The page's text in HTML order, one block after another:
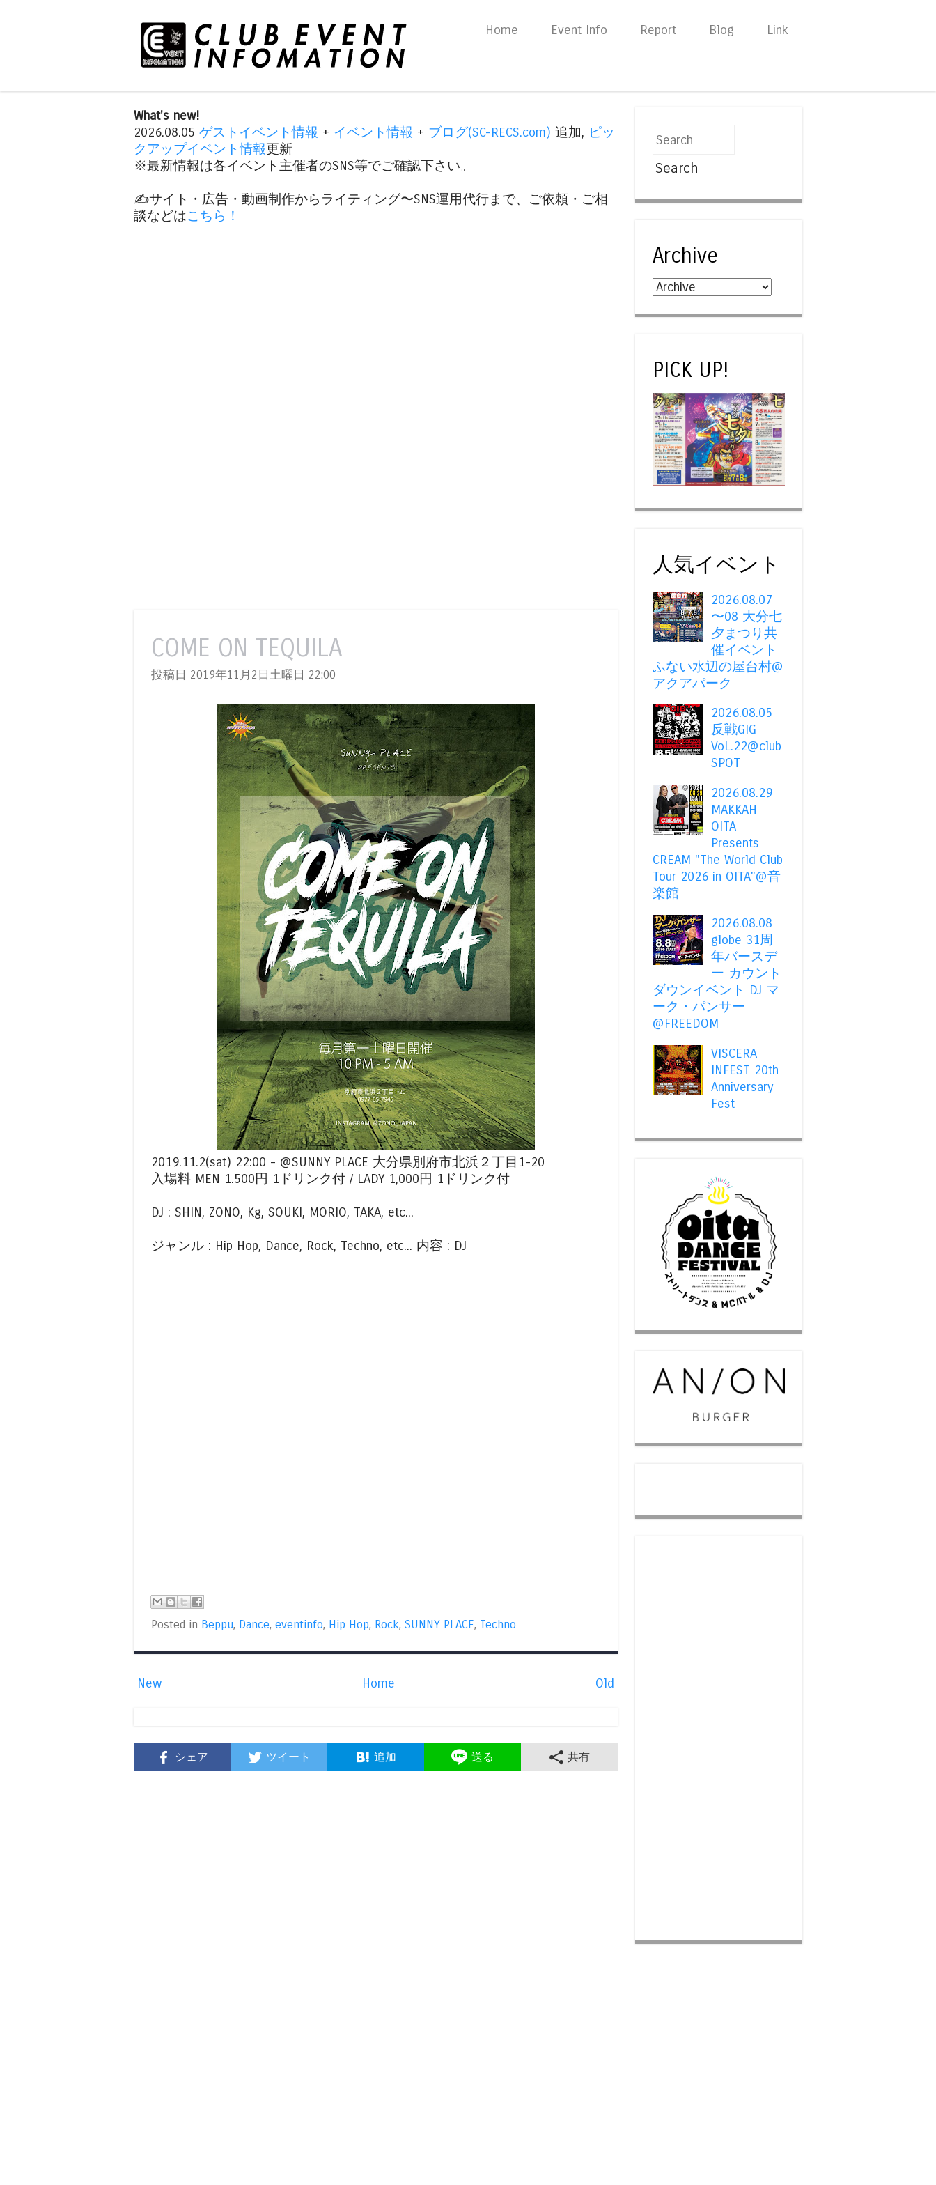
Skip to content
Home Event Info Report Blog Link
What's new!
2026.08.05 ゲストイベント情報 + イベント情報 + ブログ(SC-RECS.com) 追加, ピッ
クアップイベント情報更新
※最新情報は各イベント主催者のSNS等でご確認下さい。
✍️サイト・広告・動画制作からライティング〜SNS運用代行まで、ご依頼・ご相
談などはこちら！
COME ON TEQUILA
投稿日 2019年11月2日土曜日 22:00
2019.11.2(sat) 22:00 - @SUNNY PLACE 大分県別府市北浜２丁目1-20
入場料 MEN 1.500円 1ドリンク付 / LADY 1,000円 1ドリンク付
DJ : SHIN, ZONO, Kg, SOUKI, MORIO, TAKA, etc...
ジャンル : Hip Hop, Dance, Rock, Techno, etc... 内容 : DJ
Posted in Beppu, Dance, eventinfo, Hip Hop, Rock, SUNNY PLACE, Techno
New Old
Home
シェア ツイート 追加 送る 共有
Search
Archive
PICK UP!
人気イベント
2026.08.07
〜08 大分七
夕まつり共
催イベント
ふない水辺の屋台村@
アクアパーク
2026.08.05
反戦GIG
VoL.22@club
SPOT
2026.08.29
MAKKAH
OITA
Presents
CREAM "The World Club
Tour 2026 in OITA"@音
楽館
2026.08.08
globe 31周
年バースデ
ー カウント
ダウンイベント DJ マ
ーク・パンサー
@FREEDOM
VISCERA
INFEST 20th
Anniversary
Fest